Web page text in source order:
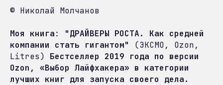
© Николай Молчанов
Моя книга: "ДРАЙВЕРЫ РОСТА. Как средней
компании стать гигантом" (ЭКСМО, Ozon,
Litres) Бестселлер 2019 года по версии
Ozon, «Выбор Лайфхакера» в категории
лучших книг для запуска своего дела.